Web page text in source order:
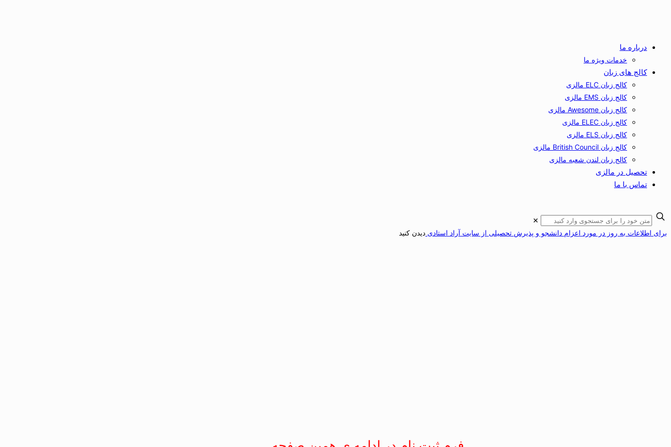
درباره ما
خدمات ویژه ما
کالج های زبان
کالج زبان ELC مالزی
کالج زبان EMS مالزی
کالج زبان Awesome مالزی
کالج زبان ELEC مالزی
کالج زبان ELS مالزی
کالج زبان British Council مالزی
کالج زبان لندن شعبه مالزی
تحصیل در مالزی
تماس با ما
✕
برای اطلاعات به روز در مورد اعزام دانشجو و پذیرش تحصیلی از سایت آراد استادی دیدن کنید